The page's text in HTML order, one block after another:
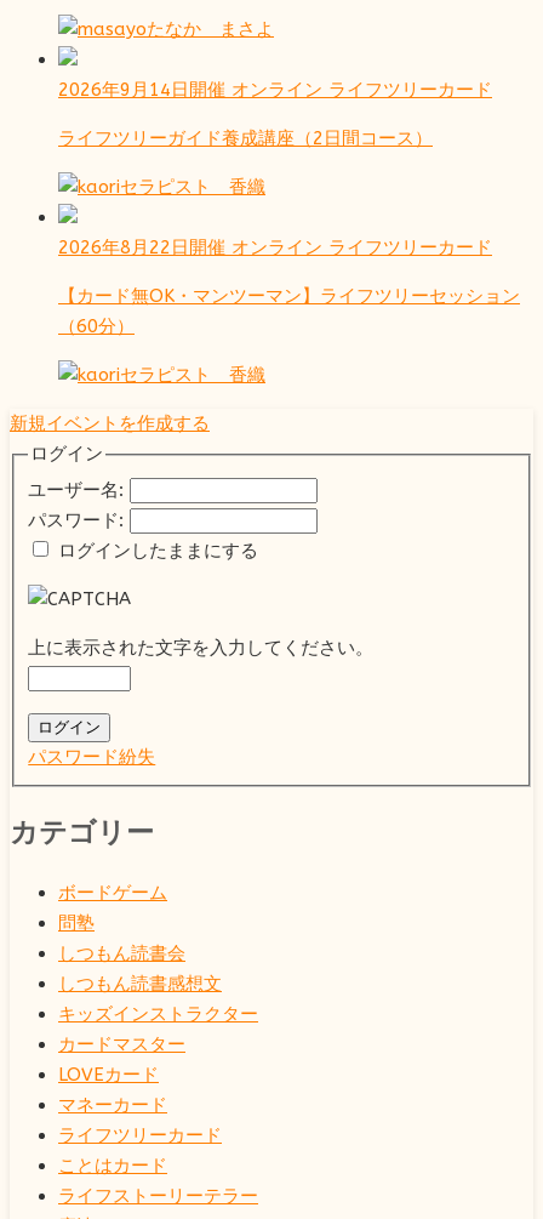
たなか まさよ
2026年9月14日開催 オンライン ライフツリーカード
ライフツリーガイド養成講座（2日間コース）
セラピスト 香織
2026年8月22日開催 オンライン ライフツリーカード
【カード無OK・マンツーマン】ライフツリーセッション
（60分）
セラピスト 香織
新規イベントを作成する
ログイン
ユーザー名:
パスワード:
ログインしたままにする
上に表示された文字を入力してください。
ログイン
パスワード紛失
カテゴリー
ボードゲーム
問塾
しつもん読書会
しつもん読書感想文
キッズインストラクター
カードマスター
LOVEカード
マネーカード
ライフツリーカード
ことはカード
ライフストーリーテラー